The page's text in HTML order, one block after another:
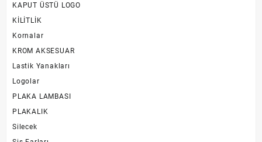
KAPUT ÜSTÜ LOGO
KİLİTLİK
Kornalar
KROM AKSESUAR
Lastik Yanakları
Logolar
PLAKA LAMBASI
PLAKALIK
Silecek